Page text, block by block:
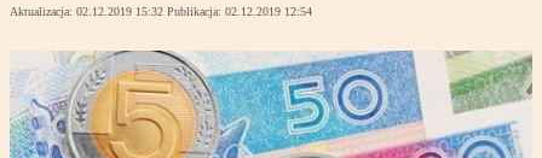
Aktualizacja: 02.12.2019 15:32 Publikacja: 02.12.2019 12:54